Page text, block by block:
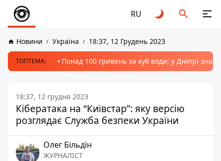
RU
Новини Україна 18:37, 12 Грудень 2023
ТОПТЕМА: Понад 100 гривень за куб води: у Дніпрі
18:37, 12 грудня 2023
Кібератака на “Київстар”: яку версію
розглядає Служба безпеки України
Олег Більдін
ЖУРНАЛІСТ